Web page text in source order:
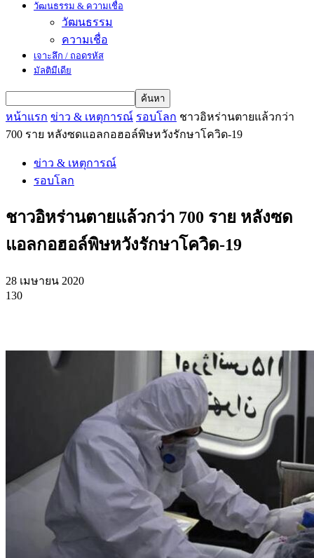
วัฒนธรรม & ความเชื่อ
วัฒนธรรม
ความเชื่อ
เจาะลึก / ถอดรหัส
มัลติมีเดีย
หน้าแรก ข่าว & เหตุการณ์ รอบโลก ชาวอิหร่านตายแล้วกว่า
700 ราย หลังซดแอลกอฮอล์พิษหวังรักษาโควิด-19
ข่าว & เหตุการณ์
รอบโลก
ชาวอิหร่านตายแล้วกว่า 700 ราย หลังซด
แอลกอฮอล์พิษหวังรักษาโควิด-19
28 เมษายน 2020
130